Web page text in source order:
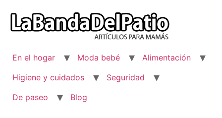
contenido
En el hogar Moda bebé
Alimentación
Higiene y cuidados
Seguridad
De paseo
Blog